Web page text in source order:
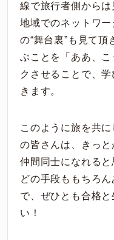
線で旅行者側からは
地域でのネットワ
の“舞台裏”も見て
ぶことを「ああ、
クさせることで、
きます。
このように旅を共
の皆さんは、きっ
仲間同士になれる
どの手段ももちろ
で、ぜひとも合格
い！